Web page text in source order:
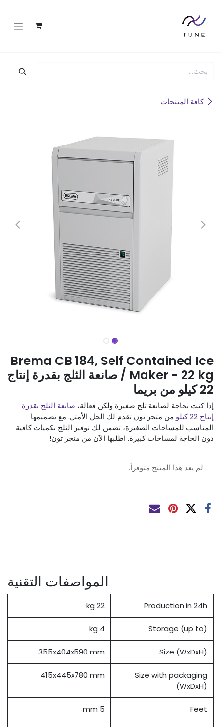
كافة المنتجات
Brema CB 184, Self Contained Ice
Maker - 22 kg / صانعة الثلج بقدرة إنتاج
22 كيلو من بريما
إذا كنت بحاجة لصانعة ثلج صغيرة ولكن فعالة، صانعة الثلج بقدرة
إنتاج 22 كيلو
من متجر تون تقدم لك الحل الأمثل. مع تصميمها
المناسب للمساحات الصغيرة، تضمن لك توفير الثلج بكميات كافية
دون الحاجة لمساحات كبيرة. اطلبها الآن من متجر تون!
لم يعد هذا المنتج متوفراً.
المواصفات التقنية
Production in 24h
22 kg
Storage (up to)
4 kg
Size (WxDxH)
355x404x590 mm
Size with packaging
(WxDxH)
415x445x780 mm
Feet
5 mm